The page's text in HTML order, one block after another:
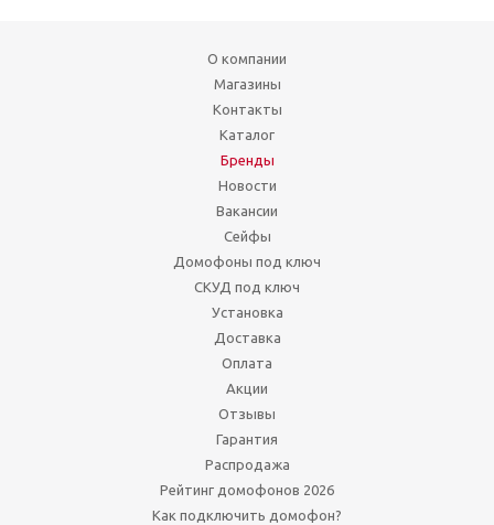
О компании
Магазины
Контакты
Каталог
Бренды
Новости
Вакансии
Сейфы
Домофоны под ключ
СКУД под ключ
Установка
Доставка
Оплата
Акции
Отзывы
Гарантия
Распродажа
Рейтинг домофонов 2026
Как подключить домофон?